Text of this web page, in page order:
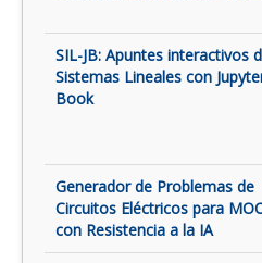
SIL-JB: Apuntes interactivos
Sistemas Lineales con
Book
Generador de Problemas de
Circuitos Eléctricos para
con Resistencia a la IA